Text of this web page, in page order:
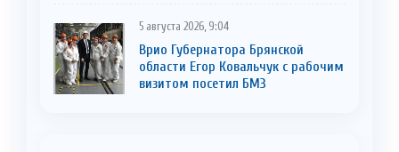
5 августа 2026, 9:04
Врио Губернатора Брянской
области Егор Ковальчук с рабочим
визитом посетил БМЗ